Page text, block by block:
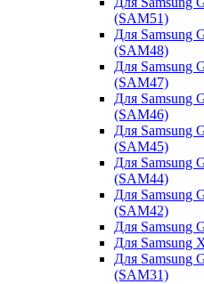
(SAM51)
Для Samsung
(SAM48)
Для Samsung
(SAM47)
Для Samsung
(SAM46)
Для Samsung
(SAM45)
Для Samsung
(SAM44)
Для Samsung
(SAM42)
Для Samsung
Для Samsung
Для Samsung
(SAM31)